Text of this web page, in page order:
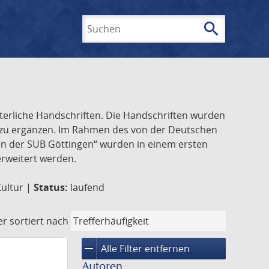
search
Handschriften. Die Handschriften wurden
ergänzen. Im Rahmen des von der Deutschen
SUB Göttingen“ wurden in einem ersten
werden.
| Status: laufend
sortiert nach
remove Alle Filter entfernen